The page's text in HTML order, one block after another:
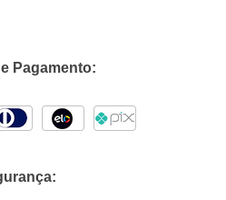
Pagamento: